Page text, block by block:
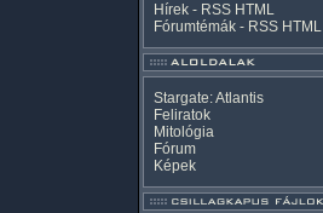
Hírek - RSS HTML
Fórumtémák - RSS HTML
Stargate: Atlantis
Feliratok
Mitológia
Fórum
Képek